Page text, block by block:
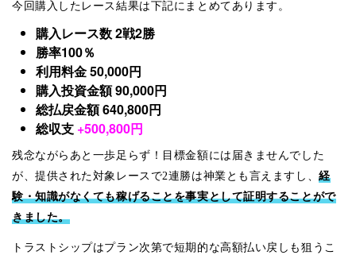
今回購入したレース結果は下記にまとめてあります。
購入レース数 2戦2勝
勝率100％
利用料金 50,000円
購入投資金額 90,000円
総払戻金額 640,800円
総収支 +500,800円
残念ながらあと一歩足らず！目標金額には届きませんでした
が、提供された対象レースで2連勝は神業とも言えますし、経
験・知識がなくても稼げることを事実として証明することがで
きました。
トラストシップはプラン次第で短期的な高額払い戻しも狙うこ